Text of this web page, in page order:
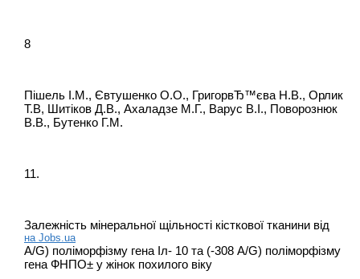
8
Пішель І.М., Євтушенко О.О., ГригорвЂ™єва Н.В., Орлик
Т.В, Шитіков Д.В., Ахаладзе М.Г., Варус В.І., Поворознюк
В.В., Бутенко Г.М.
11.
Залежність мінеральної щільності кісткової тканини від
на Jobs.ua
A/G) поліморфізму гена Iл- 10 та (-308 A/G) поліморфізму
гена ФНПО± у жінок похилого віку